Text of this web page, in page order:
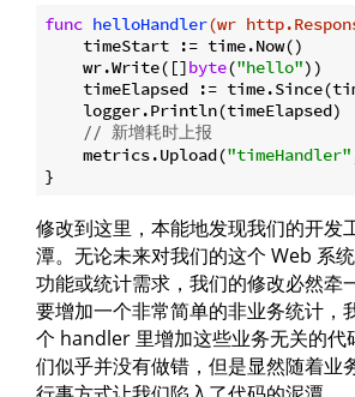
func helloHandler(wr
    timeStart := time.Now()
    wr.Write([]
byte("hello"))
timeElapsed :=
    logger.Println(timeElapsed)
// 新增耗时上报
    metrics.Upload(
"timeHandler"
修改到这里，本能地发现我们的开发
潭。无论未来对我们的这个 Web 系
功能或统计需求，我们的修改必然牵
要增加一个非常简单的非业务统计，
个 handler 里增加这些业务无关的代
们似乎并没有做错，但是显然随着业